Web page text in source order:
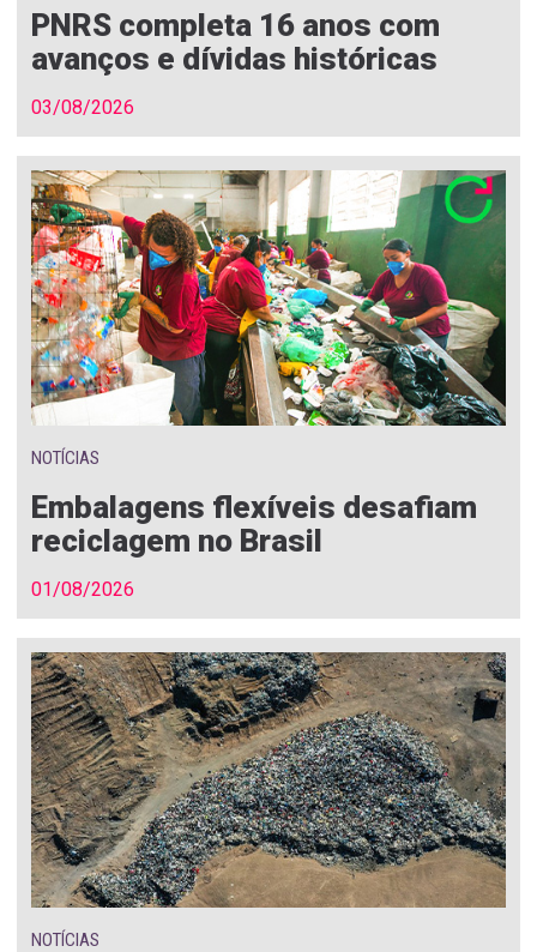
PNRS completa 16 anos com
avanços e dívidas históricas
03/08/2026
NOTÍCIAS
Embalagens flexíveis desafiam
reciclagem no Brasil
01/08/2026
NOTÍCIAS